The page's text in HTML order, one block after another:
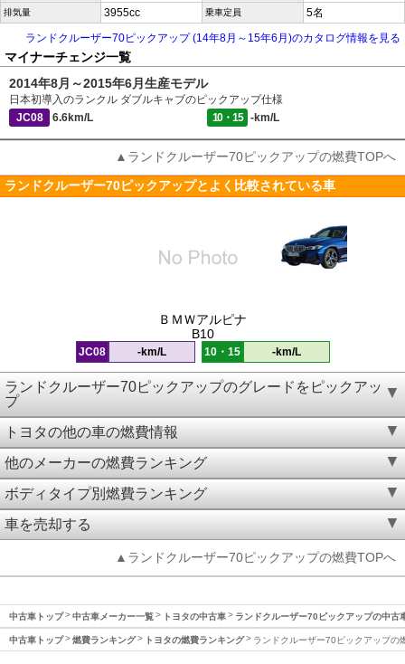
排気量 3955cc 乗車定員
5名
ランドクルーザー70ピックアップ (14年8月～15年6月)のカタログ情報を見る
マイナーチェンジ一覧
2014年8月～2015年6月生産モデル
日本初導入のランクル ダブルキャブのピックアップ仕様
JC08
6.6km/L 10・15 -km/L
▲ランドクルーザー70ピックアップの燃費TOPへ
ランドクルーザー70ピックアップとよく比較されている車
ＢＭＷアルピナ
B10
JC08 -km/L 10・15 -km/L
ランドクルーザー70ピックアップのグレードをピックアッ
プ
トヨタの他の車の燃費情報
他のメーカーの燃費ランキング
ボディタイプ別燃費ランキング
車を売却する
▲ランドクルーザー70ピックアップの燃費TOPへ
中古車トップ 中古車メーカー一覧 トヨタの中古車 ランドクルーザー70ピックアップの中古
中古車トップ 燃費ランキング トヨタの燃費ランキング ランドクルーザー70ピックアップの